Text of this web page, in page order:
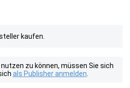
kaufen.
zu können, müssen Sie sich
als Publisher anmelden